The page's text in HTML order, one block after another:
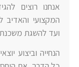
אנחנו רוצים
המקצועי
ועד להשגת
הנחייה וביצוע